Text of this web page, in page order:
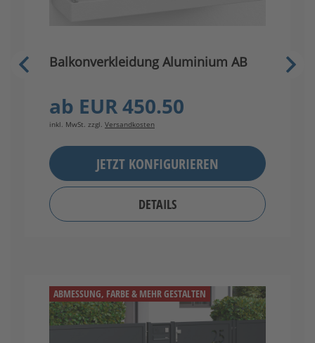
Balkonverkleidung Aluminium AB
ab EUR 450.50
inkl. MwSt. zzgl. Versandkosten
JETZT KONFIGURIEREN
DETAILS
ABMESSUNG, FARBE & MEHR GESTALTEN